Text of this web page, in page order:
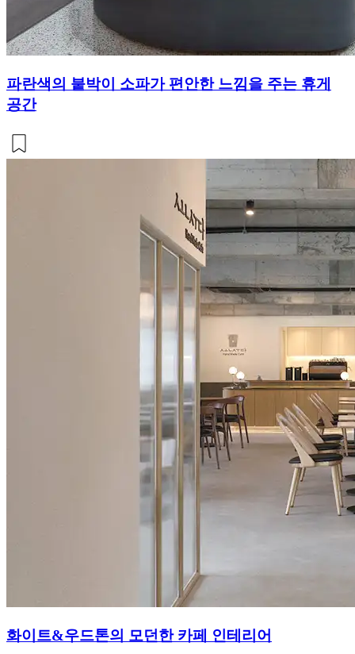
파란색의 붙박이 소파가 편안한 느낌을 주는 휴게
공간
화이트&우드톤의 모던한 카페 인테리어